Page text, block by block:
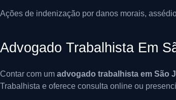
Ações de indenização por danos morais,
Advogado Trabalhista Em
Contar com um advogado trabalhista em São
Trabalhista e oferece consulta online ou